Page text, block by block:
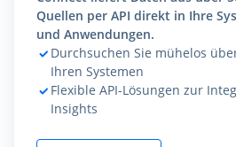
Quellen per API direkt in Ihre
und Anwendungen.
Durchsuchen Sie mühelos
Ihren Systemen
Flexible API-Lösungen zur
Insights